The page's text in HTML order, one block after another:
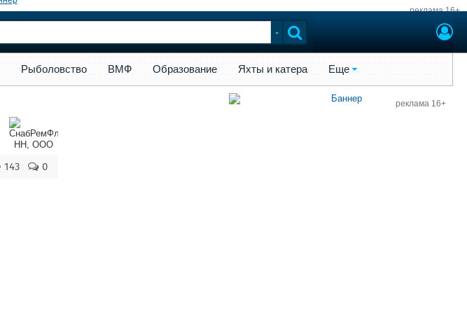
реклама 16+
Рыболовство ВМФ Образование Яхты и катера Еще
0
143
реклама 16+